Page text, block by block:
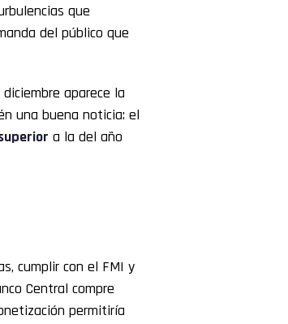
que
del público que
aparece la
una buena noticia: el
a la del año
cumplir con el FMI y
Central compre
permitiría